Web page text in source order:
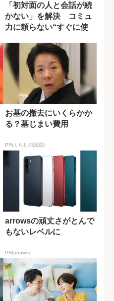
「初対面の人と会話が続
かない」を解決 コミュ
力に頼らない“すぐに使
お墓の撤去にいくらかか
る？墓じまい費用
PR(くらしの話題)
arrowsの頑丈さがとんで
もないレベルに
PR(arrows)